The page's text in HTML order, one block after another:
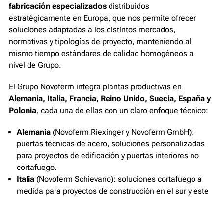
fabricación especializados distribuidos
estratégicamente en Europa, que nos permite ofrecer
soluciones adaptadas a los distintos mercados,
normativas y tipologías de proyecto, manteniendo al
mismo tiempo estándares de calidad homogéneos a
nivel de Grupo.
El Grupo Novoferm integra plantas productivas en
Alemania, Italia, Francia, Reino Unido, Suecia, España y
Polonia, cada una de ellas con un claro enfoque técnico:
Alemania (Novoferm Riexinger y Novoferm GmbH):
puertas técnicas de acero, soluciones personalizadas
para proyectos de edificación y puertas interiores no
cortafuego.
Italia (Novoferm Schievano): soluciones cortafuego a
medida para proyectos de construcción en el sur y este